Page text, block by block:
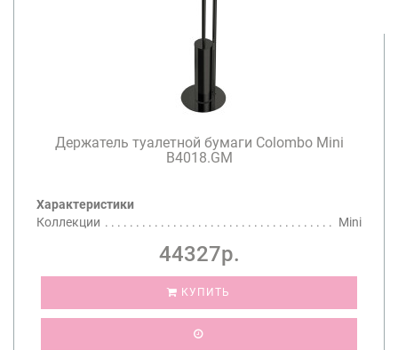
Держатель туалетной бумаги Colombo Mini
B4018.GM
Характеристики
Коллекции
Mini
44327р.
КУПИТЬ